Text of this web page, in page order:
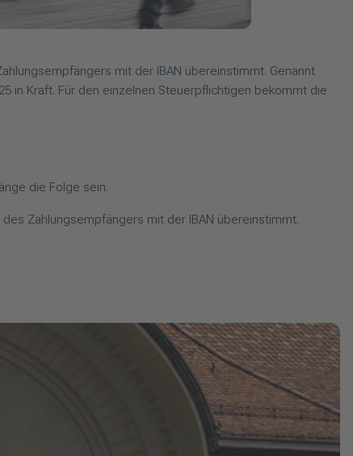
mit der IBAN übereinstimmt. Genannt
in Kraft. Für den einzelnen Steuerpflichtigen bekommt die
die Folge sein.
Zahlungsempfängers mit der IBAN übereinstimmt.